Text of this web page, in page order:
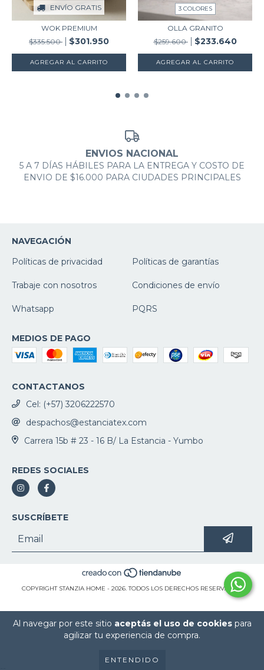
Al navegar por este sitio aceptás el uso de cookiespara
agilizar tu experiencia de compra.
ENTENDIDO
ENVÍO GRATIS
WOK PREMIUM
$335.500
$301.950
AGREGAR AL CARRITO
3 COLORES
OLLA GRANITO
$259.600
$233.640
AGREGAR AL CARRITO
ENVIOS NACIONAL
5 A 7 DÍAS HÁBILES PARA LA ENTREGA Y COSTO DE
ENVIO DE $16.000 PARA CIUDADES PRINCIPALES
NAVEGACIÓN
Políticas de privacidad
Políticas de garantías
Trabaje con nosotros Condiciones de envío
Whatsapp PQRS
MEDIOS DE PAGO
CONTACTANOS
Cel: (+57) 3206222570
despachos@estanciatex.com
Carrera 15b # 23 - 16 B/ La Estancia - Yumbo
REDES SOCIALES
SUSCRÍBETE
COPYRIGHT STANZIA HOME - 2026. TODOS LOS DERECHOS RESERVADOS.